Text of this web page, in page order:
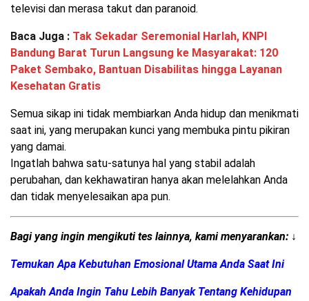
televisi dan merasa takut dan paranoid.
Baca Juga : Tak Sekadar Seremonial Harlah, KNPI
Bandung Barat Turun Langsung ke Masyarakat: 120
Paket Sembako, Bantuan Disabilitas hingga Layanan
Kesehatan Gratis
Semua sikap ini tidak membiarkan Anda hidup dan menikmati
saat ini, yang merupakan kunci yang membuka pintu pikiran
yang damai.
Ingatlah bahwa satu-satunya hal yang stabil adalah
perubahan, dan kekhawatiran hanya akan melelahkan Anda
dan tidak menyelesaikan apa pun.
Bagi yang ingin mengikuti tes lainnya, kami menyarankan: ↓
Temukan Apa Kebutuhan Emosional Utama Anda Saat Ini
Apakah Anda Ingin Tahu Lebih Banyak Tentang Kehidupan